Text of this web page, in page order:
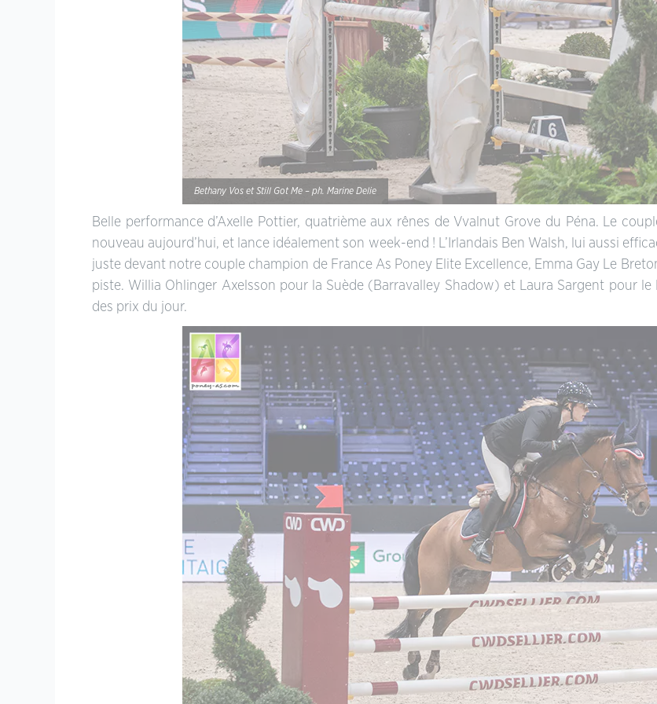
Bethany Vos et Still Got Me – ph. Marine Delie
Belle performance d’Axelle Pottier, quatrième aux rênes de Vvalnut Grove du Péna. Le
nouveau aujourd’hui, et lance idéalement son week-end ! L’Irlandais Ben Walsh, lui aussi
juste devant notre couple champion de France As Poney Elite Excellence, Emma Gay Le
piste. Willia Ohlinger Axelsson pour la Suède (Barravalley Shadow) et Laura Sargent pour
des prix du jour.